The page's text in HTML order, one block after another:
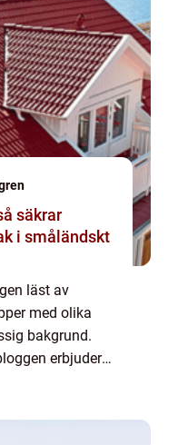
i småländskt
läst av
med olika
bakgrund.
erbjuder